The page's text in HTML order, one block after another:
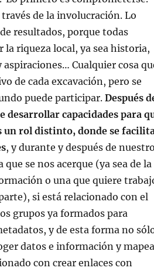
de la involucración. Lo
resultados, porque todas
la riqueza local, ya sea historia,
Cualquier cosa
de cada excavación, pero se
puede participar.Después
capacidades para
un rol distinto, donde se
, y durante y después de nuestro
se nos acerque (ya sea de la
o una que quiere
si está relacionado con el
grupos ya formados para
y de esta forma no
datos e información y
con crear enlaces con